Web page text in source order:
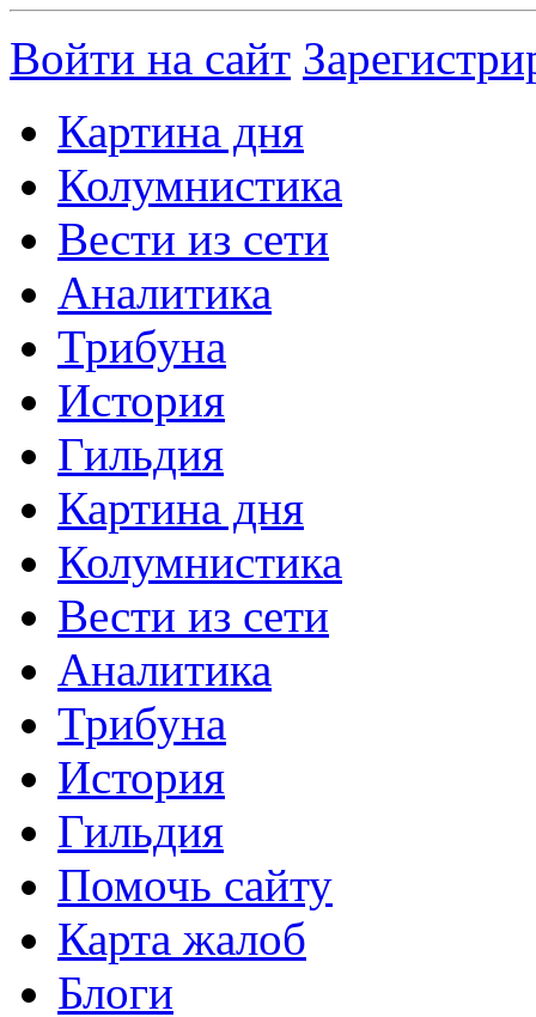
Войти на сайт
Картина дня
Колумнистика
Вести из сети
Аналитика
Трибуна
История
Гильдия
Картина дня
Колумнистика
Вести из сети
Аналитика
Трибуна
История
Гильдия
Помочь сайту
Карта жалоб
Блоги